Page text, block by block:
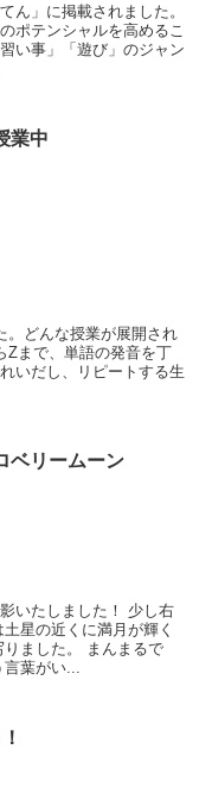
ん」に掲載されました。
ポテンシャルを高めるこ
い事」「遊び」のジャン
業中
。どんな授業が展開され
Zまで、単語の発音を丁
いだし、リピートする生
ベリームーン
いたしました！ 少し右
星の近くに満月が輝く
ました。 まんまるで
言葉がい...